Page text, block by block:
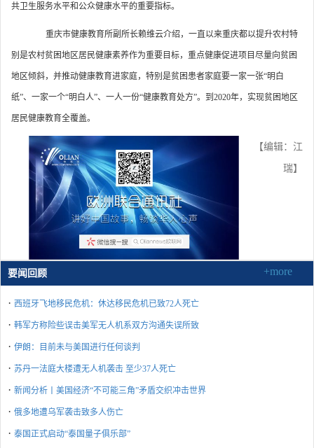
共卫生服务水平和公众健康水平的重要指标。
重庆市健康教育所副所长赖维云介绍，一直以来重庆都以提升农村特
别是农村贫困地区居民健康素养作为重要目标，重点健康促进项目尽量向贫困
地区倾斜，并推动健康教育进家庭，特别是贫困患者家庭要一家一张“明白
纸”、一家一个“明白人”、一人一份“健康教育处方”。到2020年，实现贫困地区
居民健康教育全覆盖。
【编辑：江
瑞】
要闻回顾 +more
· 西班牙飞地移民危机：休达移民危机已致72人死亡
· 韩军方称险些误击美军无人机系双方沟通失误所致
· 伊朗：目前未与美国进行任何谈判
· 苏丹一法庭大楼遭无人机袭击 至少37人死亡
· 新闻分析丨美国经济“不可能三角”矛盾交织冲击世界
· 俄多地遭乌军袭击致多人伤亡
· 泰国正式启动“泰国量子俱乐部”